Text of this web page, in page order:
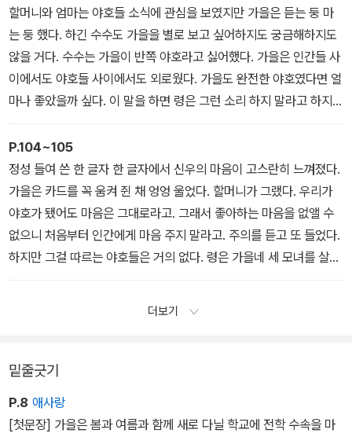
난 뒤였다.온몸에 털이 사라지고 매끄러운 살이 드러났다. 꼬리가 없
어지고 두 손과 두 발이 보였다. 변한 건 령뿐만이 아니었다. 령 앞에
는 사람이 된 일족이 서 있었다.
할머니와 엄마는 야호들 소식에 관심을 보였지만 가을은 듣는 둥 마
는 둥 했다. 하긴 수수도 가을을 별로 보고 싶어하지도 궁금해하지도
않을 거다. 수수는 가을이 반쪽 야호라고 싫어했다. 가을은 인간들 사
이에서도 야호들 사이에서도 외로웠다. 가을도 완전한 야호였다면 얼
마나 좋았을까 싶다. 이 말을 하면 령은 그런 소리 하지 말라고 하지만
사실이 그런 걸 어쩌랴.
P.104~105
정성 들여 쓴 한 글자 한 글자에서 신우의 마음이 고스란히 느껴졌다.
가을은 카드를 꼭 움켜 쥔 채 엉엉 울었다. 할머니가 그랬다. 우리가
야호가 됐어도 마음은 그대로라고. 그래서 좋아하는 마음을 없앨 수
없으니 처음부터 인간에게 마음 주지 말라고. 주의를 듣고 또 들었다.
하지만 그걸 따르는 야호들은 거의 없다. 령은 가을네 세 모녀를 살렸
고 엄마는 영빈을 자식으로 받아들였다. 매번 다짐하는데 왜 그게 안
더보기
밑줄긋기
P.8 애사랑
[첫문장] 가을은 봄과 여름과 함께 새로 다닐 학교에 전학 수속을 마